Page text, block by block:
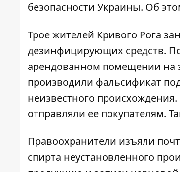
безопасности Украины. Об
Трое жителей Кривого Рога
дезинфицирующих средств.
арендованном помещении на
производили фальсификат
неизвестного
отправляли ее покупателям.
Правоохранители изъяли
спирта неустановленного